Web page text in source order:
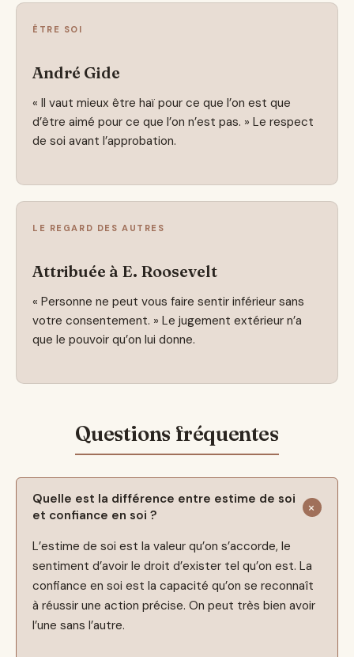
ÊTRE SOI
André Gide
« Il vaut mieux être haï pour ce que l’on est que
d’être aimé pour ce que l’on n’est pas. » Le respect
de soi avant l’approbation.
LE REGARD DES AUTRES
Attribuée à E. Roosevelt
« Personne ne peut vous faire sentir inférieur sans
votre consentement. » Le jugement extérieur n’a
que le pouvoir qu’on lui donne.
Quelle est la différence entre estime de soi
et confiance en soi ?
L’estime de soi est la valeur qu’on s’accorde, le
sentiment d’avoir le droit d’exister tel qu’on est. La
confiance en soi est la capacité qu’on se reconnaît
à réussir une action précise. On peut très bien avoir
l’une sans l’autre.